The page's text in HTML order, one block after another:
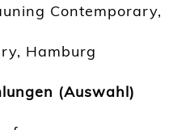
Contemporary,
Hamburg
(Auswahl)